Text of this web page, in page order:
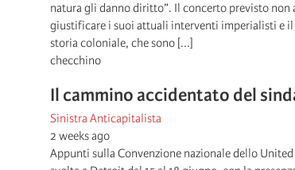
natura gli danno diritto”. Il concerto previsto
giustificare i suoi attuali interventi imperialisti e il
storia coloniale, che sono [...]
checchino
Il cammino accidentato del
Sinistra Anticapitalista
2 weeks ago
Appunti sulla Convenzione nazionale dello